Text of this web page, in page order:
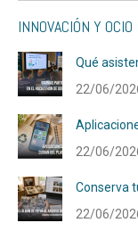
INNOVACIÓN Y OCIO
Qué
22/06/
22/06/
Conserva
22/06/